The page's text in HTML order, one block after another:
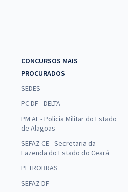
CONCURSOS MAIS
PROCURADOS
SEDES
PC DF - DELTA
PM AL - Polícia Militar do Estado
de Alagoas
SEFAZ CE - Secretaria da
Fazenda do Estado do Ceará
PETROBRAS
SEFAZ DF